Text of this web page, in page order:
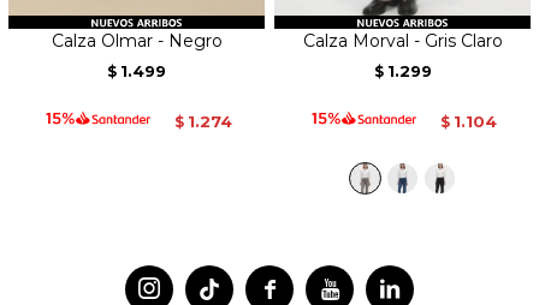
Calza Olmar - Negro
$ 1.499
$ 1.274
Calza Morval - Gris Claro
$ 1.299
$ 1.104
 
 